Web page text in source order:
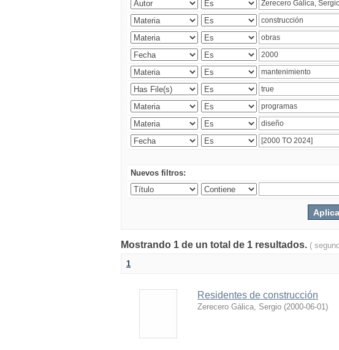
Nuevos filtros:
Mostrando 1 de un total de 1 resultados. (
1
Residentes de construcción
Zerecero Gálica, Sergio (2000-06-01)